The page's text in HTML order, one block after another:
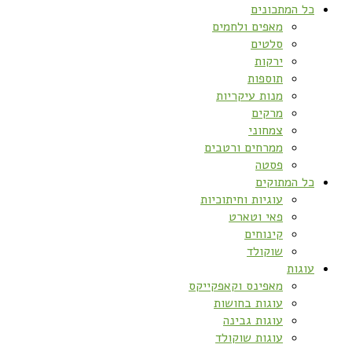
כל המתכונים
מאפים ולחמים
סלטים
ירקות
תוספות
מנות עיקריות
מרקים
צמחוני
ממרחים ורטבים
פסטה
כל המתוקים
עוגיות וחיתוכיות
פאי וטארט
קינוחים
שוקולד
עוגות
מאפינס וקאפקייקס
עוגות בחושות
עוגות גבינה
עוגות שוקולד